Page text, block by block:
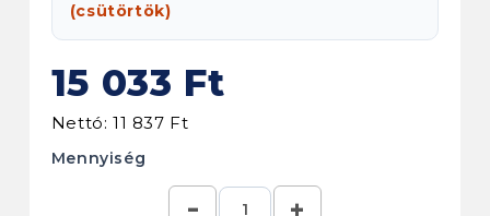
(csütörtök)
15 033 Ft
Nettó: 11 837 Ft
Mennyiség